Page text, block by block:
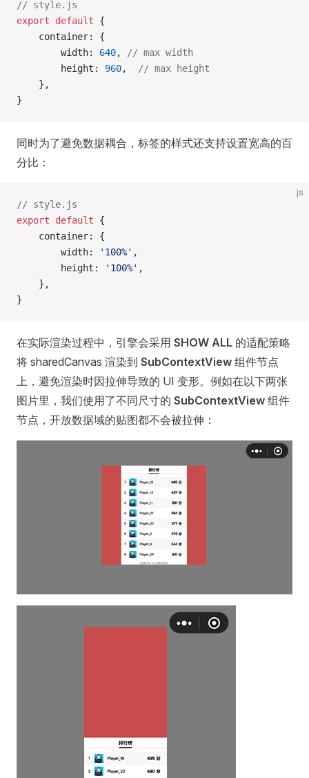
// style.js
export default {
    container: {
        width:
640,
// max width
        height:
960,
// max height
    },
}
同时为了避免数据耦合，标签的样式还支持设置宽高的百
分比：
js
// style.js
export default {
    container: {
        width:
'100%' ,
        height:
'100%' ,
    },
}
在实际渲染过程中，引擎会采用 SHOW ALL 的适配策略
将 sharedCanvas 渲染到 SubContextView 组件节点
上，避免渲染时因拉伸导致的 UI 变形。例如在以下两张
图片里，我们使用了不同尺寸的 SubContextView 组件
节点，开放数据域的贴图都不会被拉伸：